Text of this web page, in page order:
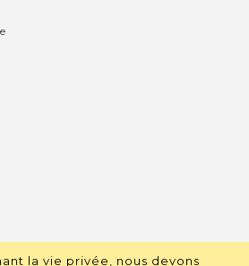
la vie privée, nous devons